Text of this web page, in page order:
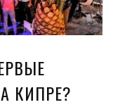
КИПРЕ?